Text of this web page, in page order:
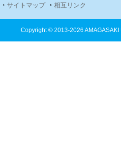
サイトマップ 相互リンク
Copyright © 2013-2026 AMAGASAKI